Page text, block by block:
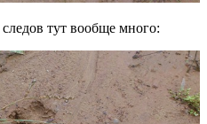
тут вообще много: